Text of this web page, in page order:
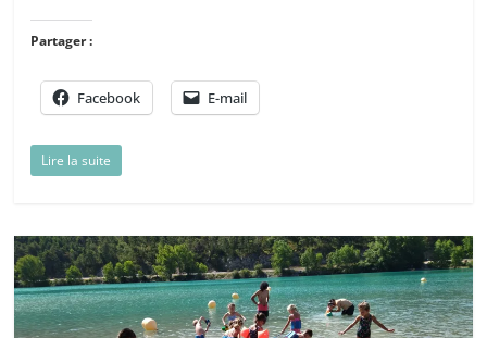
Partager :
Facebook E-mail
Lire la suite